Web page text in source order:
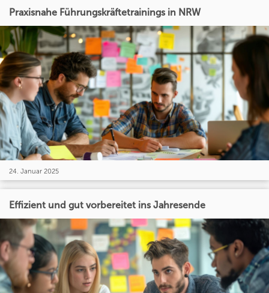
Praxisnahe Führungskräftetrainings in NRW
24. Januar 2025
Effizient und gut vorbereitet ins Jahresende